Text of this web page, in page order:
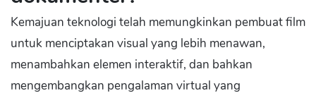
Kemajuan teknologi telah memungkinkan pembuat film
untuk menciptakan visual yang lebih menawan,
menambahkan elemen interaktif, dan bahkan
mengembangkan pengalaman virtual yang